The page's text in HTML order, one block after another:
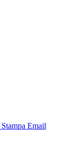
Stampa Email